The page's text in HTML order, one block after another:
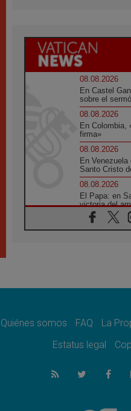
08.08.2026
En Castel
sobre el
08.08.2026
En Colombia,
firma»
08.08.2026
En Venezuela
Santo Cristo
08.08.2026
El Papa: en
victoria del
08.08.2026
León XIV
07.08.2026
07.08.2026
el
La matanza
muertos en
Tagle: La
Quiénes somos FAQ La
Estatus legal